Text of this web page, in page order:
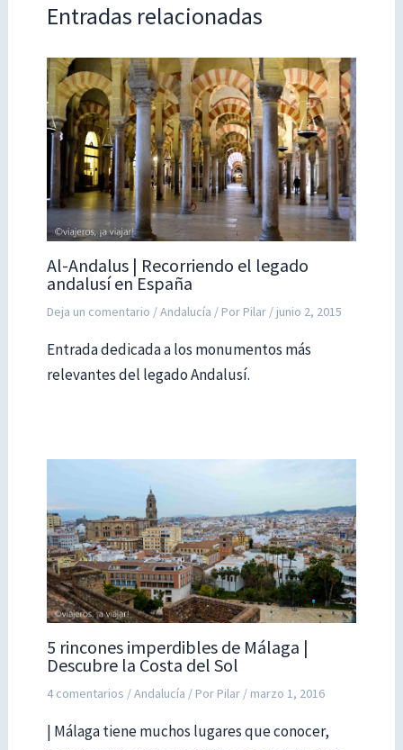
Entradas relacionadas
Al-Andalus | Recorriendo el legado
andalusí en España
Deja un comentario /Andalucía / Por Pilar / junio 2, 2015
Entrada dedicada a los monumentos más
relevantes del legado Andalusí.
5 rincones imperdibles de Málaga |
Descubre la Costa del Sol
4 comentarios /Andalucía / Por Pilar / marzo 1, 2016
| Málaga tiene muchos lugares que conocer,